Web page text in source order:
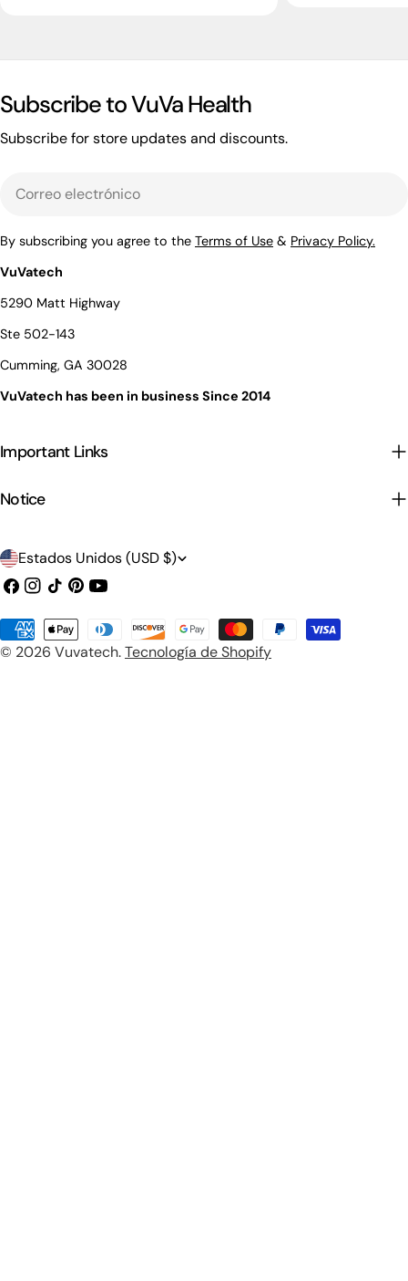
Subscribe to VuVa Health
Subscribe for store updates and discounts.
Correo
By subscribing you agree to the Terms of Use & Privacy Policy.
VuVatech
5290 Matt Highway
Ste 502-143
Cumming, GA 30028
VuVatech has been in business Since 2014
Important Links
Notice
P
a
í
s
Estados Unidos (USD $)
Facebook
Instagram
Tik Pinterest
YouTube
© 2026 Vuvatech.Tecnología de Shopify
Métodos
de